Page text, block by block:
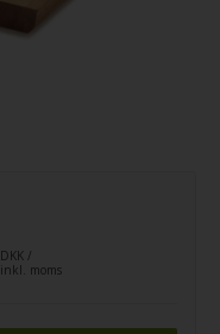
DKK /
inkl. moms